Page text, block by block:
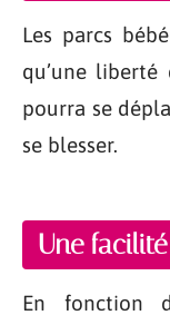
Les parcs
qu’une
pourra se
se blesser.
Une
En fonction